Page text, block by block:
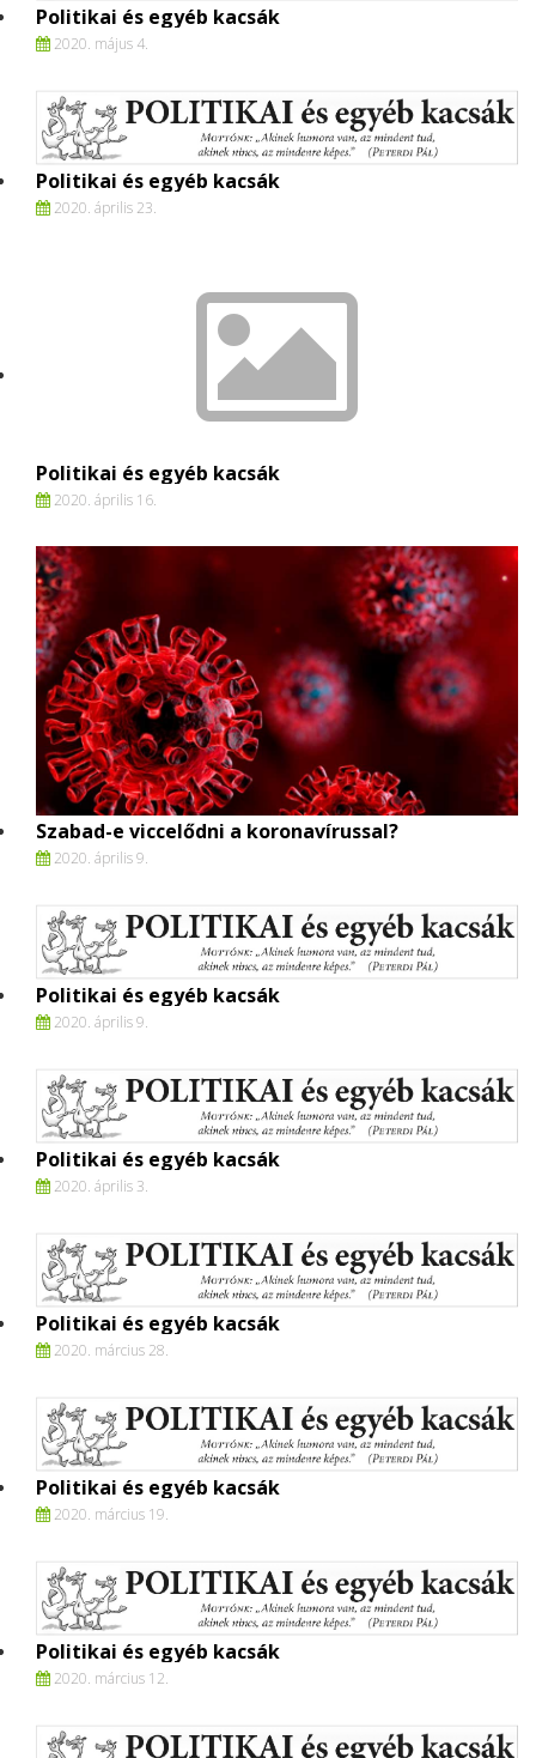
Politikai és egyéb kacsák
2020. május 4.
Politikai és egyéb kacsák
2020. április 23.
Politikai és egyéb kacsák
2020. április 16.
Szabad-e viccelődni a koronavírussal?
2020. április 9.
Politikai és egyéb kacsák
2020. április 9.
Politikai és egyéb kacsák
2020. április 3.
Politikai és egyéb kacsák
2020. március 28.
Politikai és egyéb kacsák
2020. március 19.
Politikai és egyéb kacsák
2020. március 12.